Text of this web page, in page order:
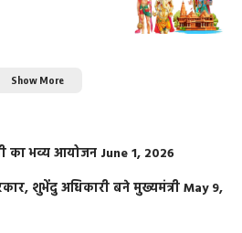
Show More
का भव्य आयोजन June 1, 2026
शुभेंदु अधिकारी बने मुख्यमंत्रीMay 9,